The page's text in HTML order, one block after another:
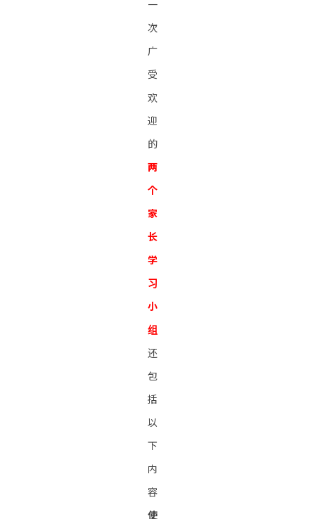
一
次
广
受
欢
迎
的
两
个
家
长
学
习
小
组
还
包
括
以
下
内
容
使